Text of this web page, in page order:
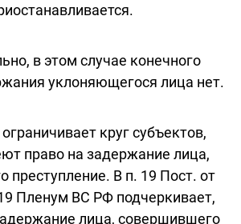
в этом случае конечного
уклоняющегося лица нет.
круг субъектов,
право на задержание лица,
преступление. В п. 19 Пост. от
Пленум ВС РФ подчеркивает,
лица, совершившего